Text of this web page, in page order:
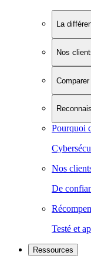
La
Nos
Comparer
Pourquoi
Nos
De
Testé et
Ressources